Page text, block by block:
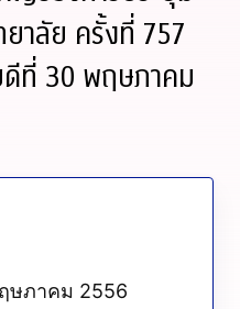
าลัย ครั้งที่ 757
ที่ 30 พฤษภาคม
ษภาคม 2556